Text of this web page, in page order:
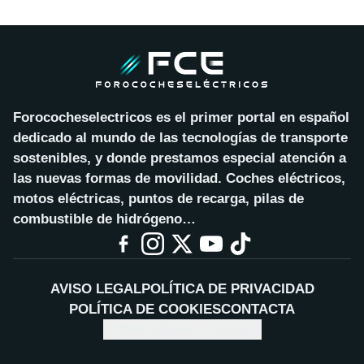
Forococheselectricos es el primer portal en español
dedicado al mundo de las tecnologías de transporte
sostenibles, y donde prestamos especial atención a
las nuevas formas de movilidad. Coches eléctricos,
motos eléctricas, puntos de recarga, pilas de
combustible de hidrógeno…
AVISO LEGALPOLÍTICA DE PRIVACIDAD
POLÍTICA DE COOKIESCONTACTA